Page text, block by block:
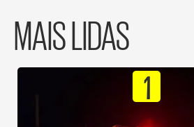
MAIS LIDAS
1